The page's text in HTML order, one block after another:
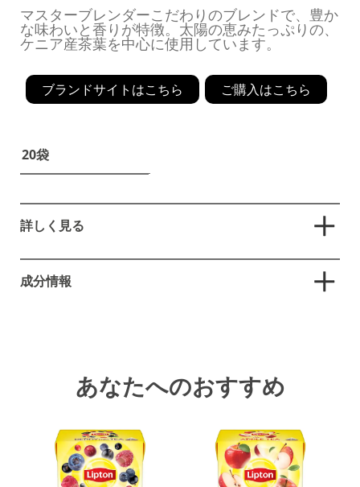
マスターブレンダーこだわりのブレンドで、豊か
な味わいと香りが特徴。太陽の恵みたっぷりの、
ケニア産茶葉を中心に使用しています。
ブランドサイトはこちら ご購入はこちら
20袋
25袋
詳しく見る
リプトンならではのピラミッド®型ティーバッグは、茶葉
がティーバッグの中でくるくる躍りやすいよう設計されて
いるため茶葉が広がりやすく、たった1分でリーフから淹れ
成分情報
あなたへのおすすめ